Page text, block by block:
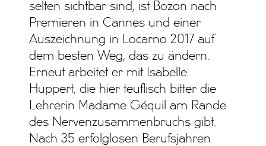
selten sichtbar sind, ist Bozon nach
Premieren in Cannes und einer
Auszeichnung in Locarno 2017 auf
dem besten Weg, das zu ändern.
Erneut arbeitet er mit Isabelle
Huppert, die hier teuflisch bitter die
Lehrerin Madame Géquil am Rande
des Nervenzusammenbruchs gibt.
Nach 35 erfolglosen Berufsjahren